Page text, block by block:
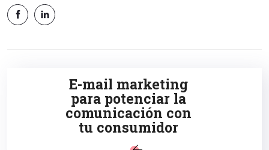
E-mail marketing
para potenciar la
comunicación con
tu consumidor